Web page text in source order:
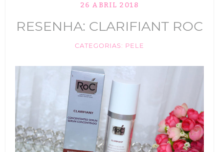
MAQUIAGEM
26 ABRIL 2018
RESENHA: CLARIFIANT ROC
CATEGORIAS: PELE